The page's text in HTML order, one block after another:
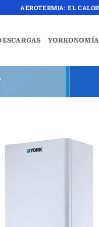
AEROTERMIA: EL
YORKONOMÍA